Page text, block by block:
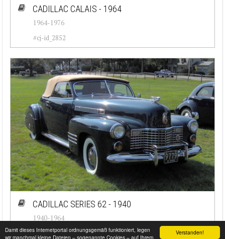
Verstanden!
Damit dieses Internetportal ordnungsgemäß funktioniert, legen
wir manchmal kleine Dateien – sogenannte Cookies – auf Ihrem
CADILLAC CALAIS - 1964
1964-1976
#cj-id_2852
CADILLAC SERIES 62 - 1940
1940-1964
#cj-id_2851